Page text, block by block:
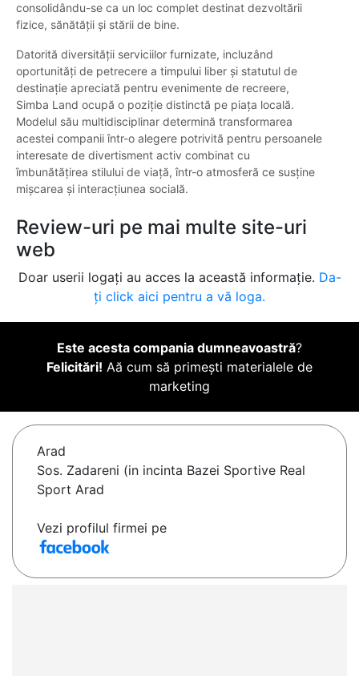
consolidându-se ca un loc complet destinat dezvoltării
fizice, sănătății și stării de bine.
Datorită diversității serviciilor furnizate, incluzând
oportunități de petrecere a timpului liber și statutul de
destinație apreciată pentru evenimente de recreere,
Simba Land ocupă o poziție distinctă pe piața locală.
Modelul său multidisciplinar determină transformarea
acestei companii într-o alegere potrivită pentru persoanele
interesate de divertisment activ combinat cu
îmbunătățirea stilului de viață, într-o atmosferă ce susține
mișcarea și interacțiunea socială.
Review-uri pe mai multe site-uri
web
Doar userii logați au acces la această informație. Da-
ți click aici pentru a vă loga.
Este acesta compania dumneavoastră?
Felicitări! Aă cum să primești materialele de
marketing
Arad
Sos. Zadareni (in incinta Bazei Sportive Real
Sport Arad
Vezi profilul firmei pe